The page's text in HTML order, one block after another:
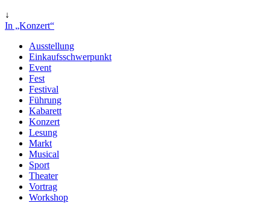
↓
In „Konzert“
Ausstellung
Einkaufsschwerpunkt
Event
Fest
Festival
Führung
Kabarett
Konzert
Lesung
Markt
Musical
Sport
Theater
Vortrag
Workshop